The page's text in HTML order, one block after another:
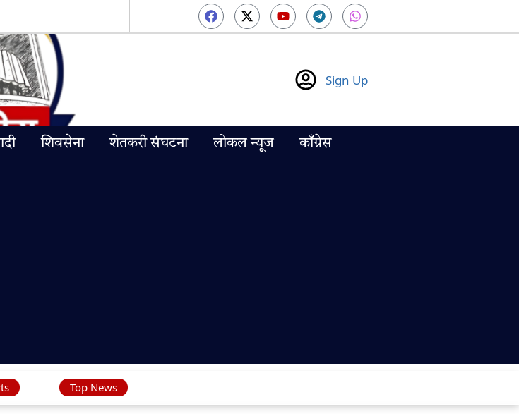
Sign Up
शिवसेना शेतकरी संघटना लोकल न्यूज काँग्रेस
Top News